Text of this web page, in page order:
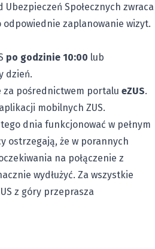
Ubezpieczeń Społecznych zwraca
zaplanowanie wizyt.
po godzinie 10:00 lub
dzień.
za pośrednictwem portalu eZUS.
mobilnych ZUS.
dnia funkcjonować w pełnym
ostrzegają, że w porannych
na połączenie z
wydłużyć. Za wszystkie
z góry przeprasza